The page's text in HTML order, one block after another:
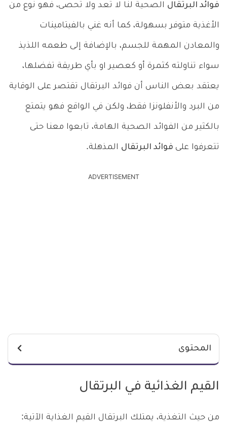
فوائد البرتقال الصحية لنا لا تعد ولا تحصى، فهو نوع من
الأغذية متوفر بسهولة، كما أنه غني بالفيتامينات
والمعادن المهمة للجسم، بالإضافة إلى طعمه اللذيذ
سواء تناولته كثمرة أو كعصير او بأي طريقة تفضلها،
يعتقد بعض الناس أن فوائد البرتقال تقتصر على الوقاية
من البرد والأنفلونزا فقط، ولكن في الواقع فهو يتمتع
بالكثير من الفوائد الصحية الهامة، تابعوا معنا حتى
تتعرفوا على فوائد البرتقال المذهلة.
ADVERTISEMENT
المحتوى
القيم الغذائية في البرتقال
من حيث التغذية، يمتلك البرتقال القيم الغذاية الآتية: